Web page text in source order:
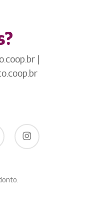
|
instagram